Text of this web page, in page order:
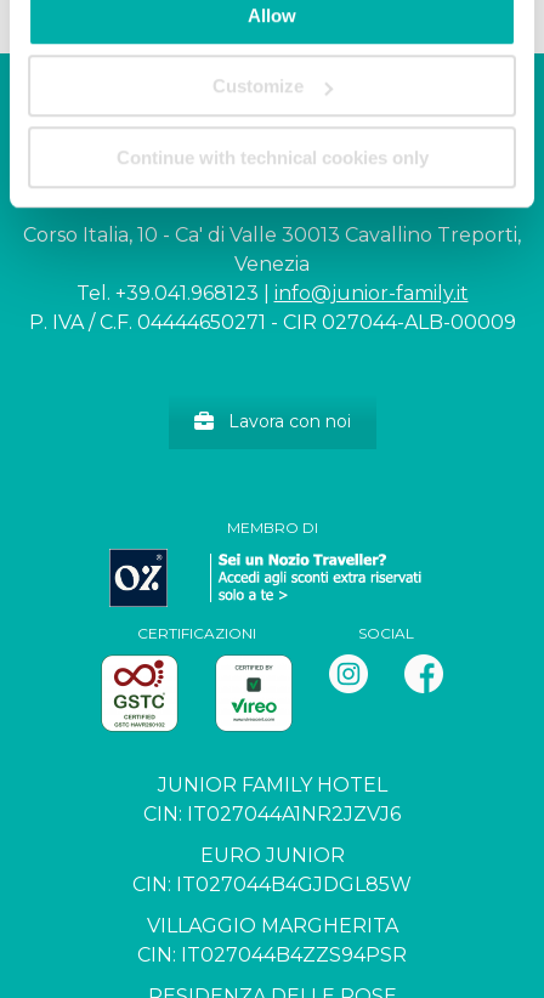
Allow
Customize
Continue with technical cookies only
Junior Family hotel &
apartments
Corso Italia, 10 - Ca' di Valle 30013 Cavallino Treporti,
Venezia
Tel. +39.041.968123 | info@junior-family.it
P. IVA / C.F. 04444650271 - CIR 027044-ALB-00009
Lavora con noi
MEMBRO DI
CERTIFICAZIONI SOCIAL
JUNIOR FAMILY HOTEL
CIN: IT027044A1NR2JZVJ6
EURO JUNIOR
CIN: IT027044B4GJDGL85W
VILLAGGIO MARGHERITA
CIN: IT027044B4ZZS94PSR